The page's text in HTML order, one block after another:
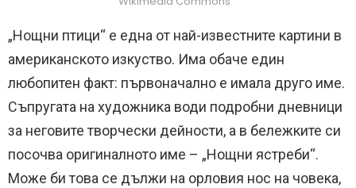
„Нощни птици“ е една от най-известните картини в
американското изкуство. Има обаче един
любопитен факт: първоначално е имала друго име.
Съпругата на художника води подробни дневници
за неговите творчески дейности, а в бележките си
посочва оригиналното име – „Нощни ястреби“.
Може би това се дължи на орловия нос на човека,